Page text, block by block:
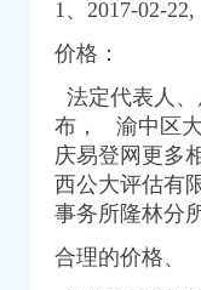
）
江 （工商注册）
商注册）
1、2017-02-22,
价格：
法定代表人
布， 渝中区大
庆易登网更多
西公大评估有
事务所隆林分
合理的价格、